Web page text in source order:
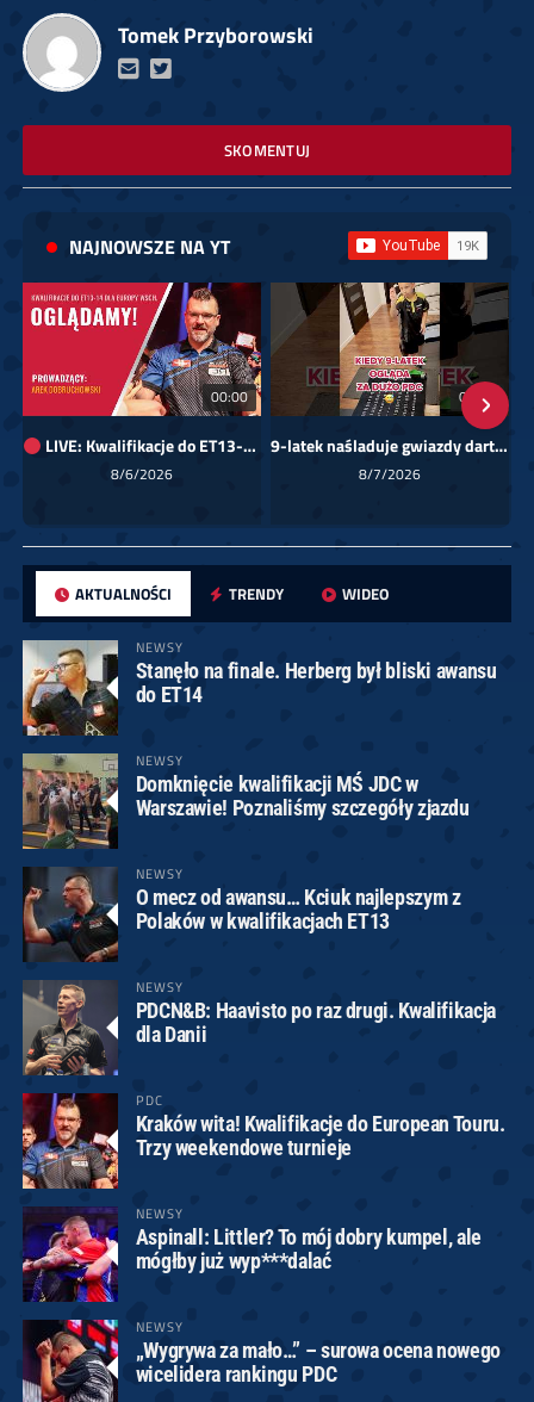
Tomek Przyborowski
SKOMENTUJ
NAJNOWSZE NA YT
00:00
LIVE: Kwalifikacje do ET13-14 dla Europy Wschodniej
8/6/2026
01:08
9-latek naśladuje gwiazdy darta!
8/7/2026
AKTUALNOŚCI TRENDY WIDEO
NEWSY
Stanęło na finale. Herberg był bliski awansu
do ET14
NEWSY
Domknięcie kwalifikacji MŚ JDC w
Warszawie! Poznaliśmy szczegóły zjazdu
NEWSY
O mecz od awansu… Kciuk najlepszym z
Polaków w kwalifikacjach ET13
NEWSY
PDCN&B: Haavisto po raz drugi. Kwalifikacja
dla Danii
PDC
Kraków wita! Kwalifikacje do European Touru.
Trzy weekendowe turnieje
NEWSY
Aspinall: Littler? To mój dobry kumpel, ale
mógłby już wyp***dalać
NEWSY
„Wygrywa za mało…” – surowa ocena nowego
wicelidera rankingu PDC